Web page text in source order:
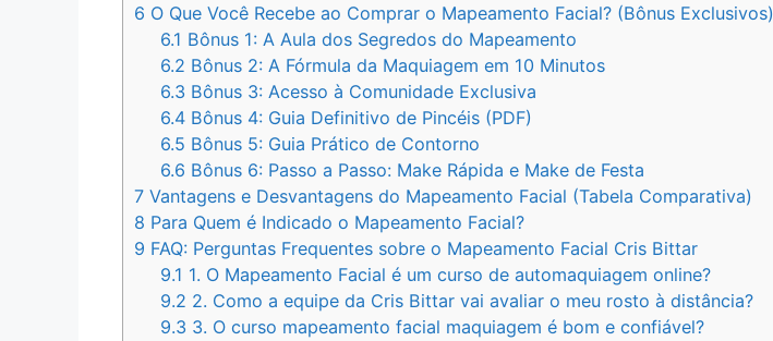
6 O Que Você Recebe ao Comprar o Mapeamento Facial? (Bônus Exclusivos)
6.1 Bônus 1: A Aula dos Segredos do Mapeamento
6.2 Bônus 2: A Fórmula da Maquiagem em 10 Minutos
6.3 Bônus 3: Acesso à Comunidade Exclusiva
6.4 Bônus 4: Guia Definitivo de Pincéis (PDF)
6.5 Bônus 5: Guia Prático de Contorno
6.6 Bônus 6: Passo a Passo: Make Rápida e Make de Festa
7 Vantagens e Desvantagens do Mapeamento Facial (Tabela Comparativa)
8 Para Quem é Indicado o Mapeamento Facial?
9 FAQ: Perguntas Frequentes sobre o Mapeamento Facial Cris Bittar
9.1 1. O Mapeamento Facial é um curso de automaquiagem online?
9.2 2. Como a equipe da Cris Bittar vai avaliar o meu rosto à distância?
9.3 3. O curso mapeamento facial maquiagem é bom e confiável?